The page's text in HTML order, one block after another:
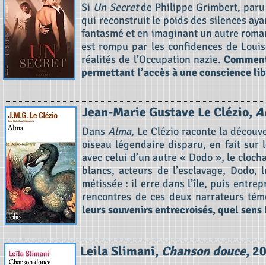
Si Un Secretde Philippe Grimbert, paru
qui reconstruit le poids des silences
fantasmé et en imaginant un autre
est rompu par les confidences de
réalités de l’Occupation nazie.
permettant l’accès à une conscience
Jean-Marie Gustave Le Clézio,
Dans Alma, Le Clézio raconte la
oiseau légendaire disparu, en fait sur
avec celui d’un autre « Dodo », le
blancs, acteurs de l’esclavage,
métissée : il erre dans l’île, puis
rencontres de ces deux narrateurs
leurs souvenirs entrecroisés, quel
Leila Slimani, Chanson douce,